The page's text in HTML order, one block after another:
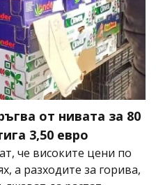
от нивата за 80
3,50 евро
че високите цени по
а разходите за горива,